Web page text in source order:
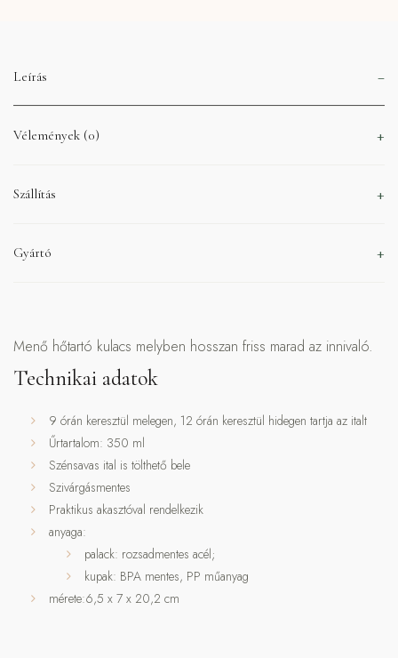
Leírás
Vélemények (0)
Szállítás
Gyártó
Menő hőtartó kulacs melyben hosszan friss marad az innivaló.
Technikai adatok
9 órán keresztül melegen, 12 órán keresztül hidegen tartja az italt
Űrtartalom: 350 ml
Szénsavas ital is tölthető bele
Szivárgásmentes
Praktikus akasztóval rendelkezik
anyaga:
palack: rozsadmentes acél;
kupak: BPA mentes, PP műanyag
mérete:6,5 x 7 x 20,2 cm